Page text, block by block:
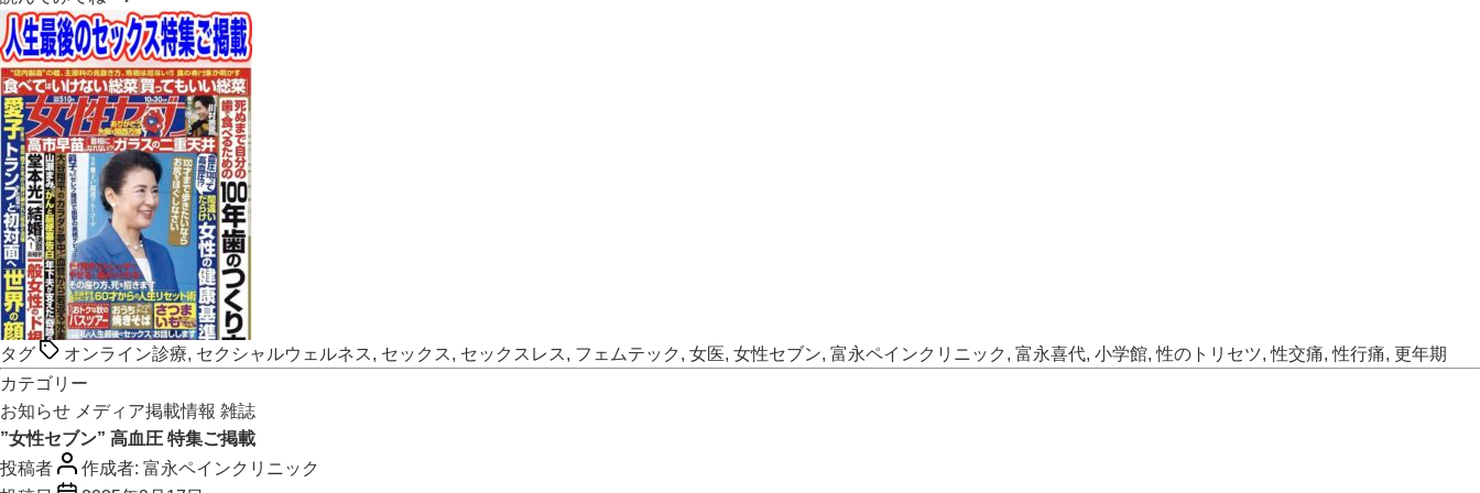
タグ オンライン診療, セクシャルウェルネス, セックス, セックスレス, フェムテック , 女医, 女性セブン, 富永ペインクリニック , 富永喜代, 小学館,性のトリセツ,性交痛,性行痛, 更年期
カテゴリー
お知らせ メディア掲載情報 雑誌
”女性セブン” 高血圧 特集ご掲載
投稿者
作成者: 富永ペインクリニック